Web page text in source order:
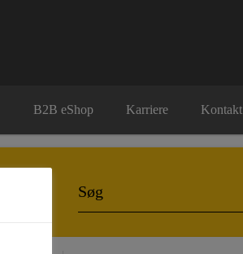
B2B eShop Karriere Kontakt